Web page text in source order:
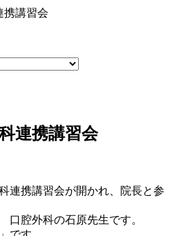
携講習会
連携講習会
連携講習会が開かれ、院長と参
腔外科の石原先生です。